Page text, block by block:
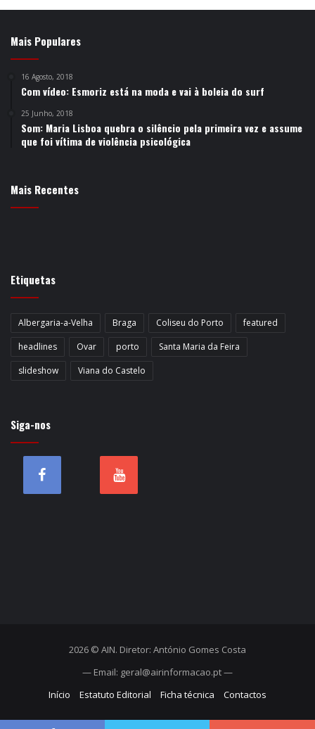
Mais Populares
16 Agosto, 2018
Com vídeo: Esmoriz está na moda e vai à boleia do surf
25 Junho, 2018
Som: Maria Lisboa quebra o silêncio pela primeira vez e assume
que foi vítima de violência psicológica
Mais Recentes
Etiquetas
Albergaria-a-Velha Braga Coliseu do Porto
featured
headlines
Ovar porto
Santa Maria da Feira
slideshow
Viana do Castelo
Siga-nos
2026 © AIN. Diretor: António Gomes Costa
— Email: geral@airinformacao.pt —
Início
Estatuto Editorial Ficha técnica Contactos